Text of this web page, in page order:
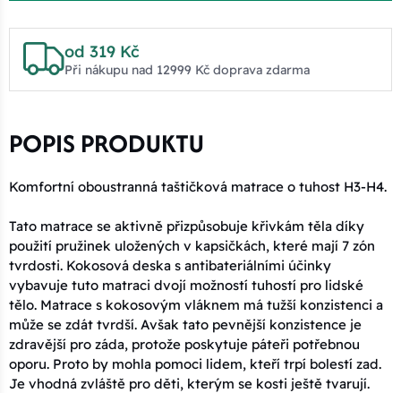
od 319 Kč
Při nákupu nad 12999 Kč doprava zdarma
POPIS PRODUKTU
Komfortní oboustranná taštičková matrace o tuhost H3-H4.
Tato matrace se aktivně přizpůsobuje křivkám těla díky
použití pružinek uložených v kapsičkách, které mají 7 zón
tvrdosti. Kokosová deska s antibateriálními účinky
vybavuje tuto matraci dvojí možností tuhostí pro lidské
tělo. Matrace s kokosovým vláknem má tužší konzistenci a
může se zdát tvrdší. Avšak tato pevnější konzistence je
zdravější pro záda, protože poskytuje páteři potřebnou
oporu. Proto by mohla pomoci lidem, kteří trpí bolestí zad.
Je vhodná zvláště pro děti, kterým se kosti ještě tvarují.